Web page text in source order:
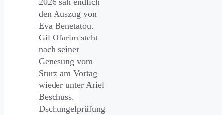
2026 sah endlich
den Auszug von
Eva Benetatou.
Gil Ofarim steht
nach seiner
Genesung vom
Sturz am Vortag
wieder unter Ariel
Beschuss.
Dschungelprüfung